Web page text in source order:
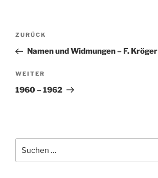
Beitragsnavigation
Vorheriger
Beitrag
ZURÜCK
Namen und Widmungen – F. Kröger
Nächster
Beitrag
WEITER
1960 – 1962
nach: